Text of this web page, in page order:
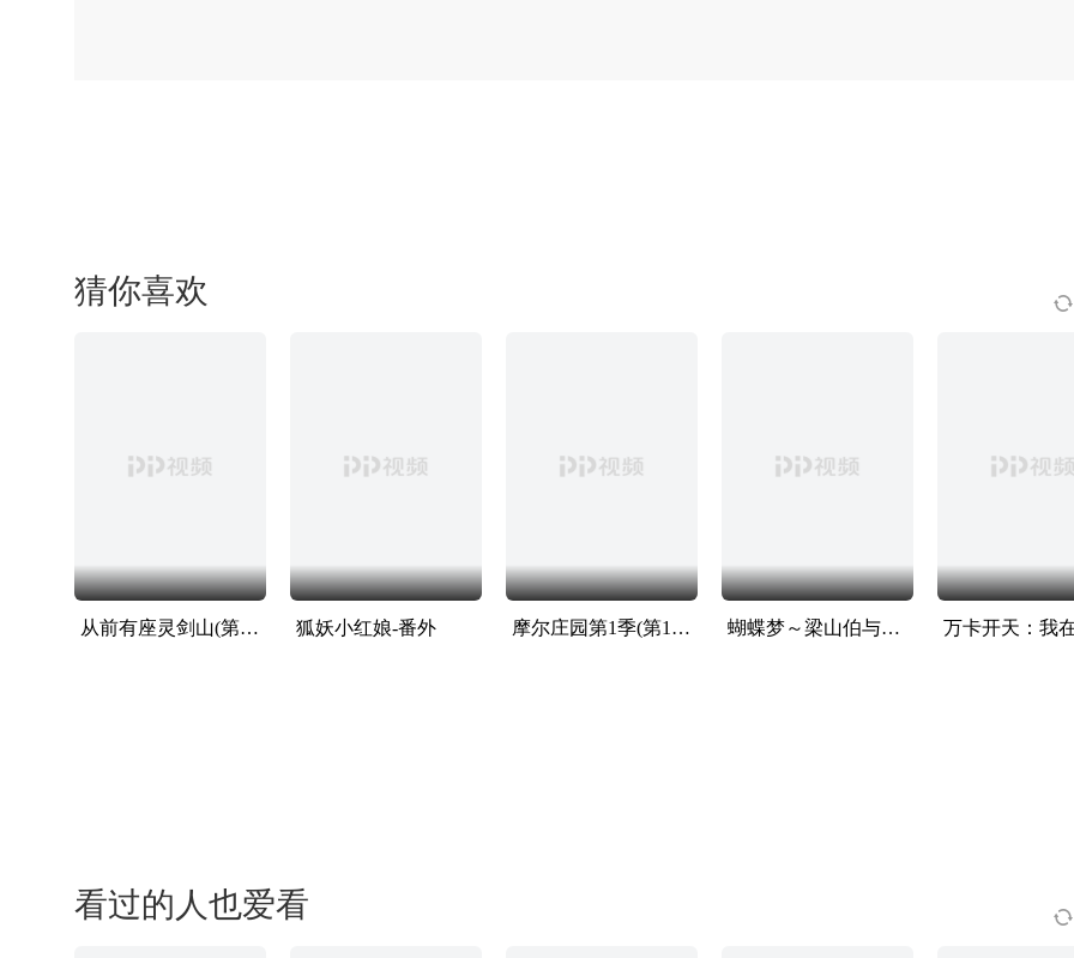
猜你喜欢
从前有座灵剑山(第02集) 狐妖小红娘-番外 摩尔庄园第1季(第10集) 蝴蝶梦～梁山伯与祝英台
看过的人也爱看